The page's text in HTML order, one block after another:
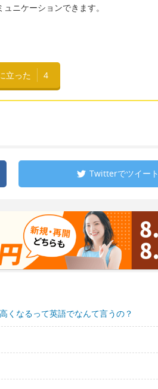
ニケーションできます。
立った 4
Twitterでツイート
くなるって英語でなんて言うの？